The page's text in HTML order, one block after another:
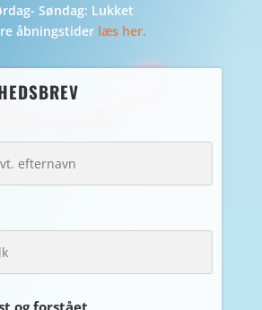
Søndag: Lukket
åbningstider læs her.
og forstået